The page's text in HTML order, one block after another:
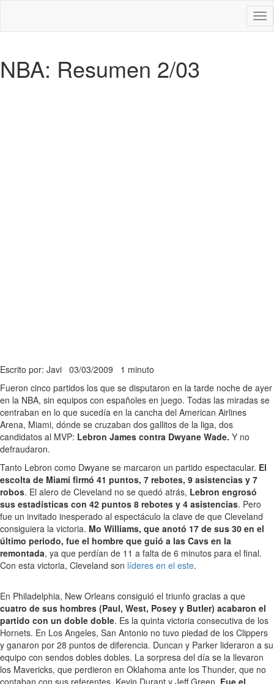
NBA: Resumen 2/03
Escrito por: Javi 03/03/2009 1 minuto
Fueron cinco partidos los que se disputaron en la tarde noche de ayer
en la NBA, sin equipos con españoles en juego. Todas las miradas se
centraban en lo que sucedía en la cancha del American Airlines
Arena, Miami, dónde se cruzaban dos gallitos de la liga, dos
candidatos al MVP: Lebron James contra Dwyane Wade. Y no
defraudaron.
Tanto Lebron como Dwyane se marcaron un partido espectacular. El
escolta de Miami firmó 41 puntos, 7 rebotes, 9 asistencias y 7
robos. El alero de Cleveland no se quedó atrás, Lebron engrosó
sus estadísticas con 42 puntos 8 rebotes y 4 asistencias. Pero
fue un invitado inesperado al espectáculo la clave de que Cleveland
consiguiera la victoria. Mo Williams, que anotó 17 de sus 30 en el
último periodo, fue el hombre que guió a las Cavs en la
remontada, ya que perdían de 11 a falta de 6 minutos para el final.
Con esta victoria, Cleveland son líderes en el este.
En Philadelphia, New Orleans consiguió el triunfo gracias a que
cuatro de sus hombres (Paul, West, Posey y Butler) acabaron el
partido con un doble doble. Es la quinta victoria consecutiva de los
Hornets. En Los Angeles, San Antonio no tuvo piedad de los Clippers
y ganaron por 28 puntos de diferencia. Duncan y Parker lideraron a su
equipo con sendos dobles dobles. La sorpresa del día se la llevaron
los Mavericks, que perdieron en Oklahoma ante los Thunder, que no
contaban con sus referentes, Kevin Durant y Jeff Green. Fue el